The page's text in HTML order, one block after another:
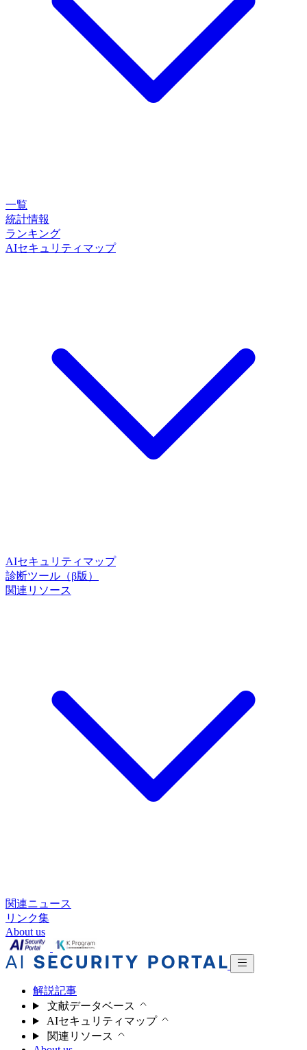
一覧
統計情報
ランキング
AIセキュリティマップ
AIセキュリティマップ
診断ツール（β版）
関連リソース
関連ニュース
リンク集
About us
解説記事
文献データベース
AIセキュリティマップ
関連リソース